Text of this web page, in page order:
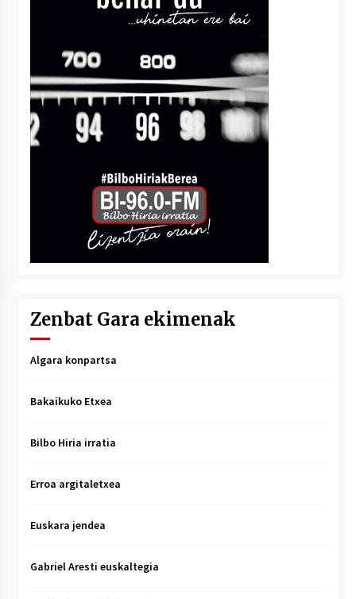
Zenbat Gara ekimenak
Algara konpartsa
Bakaikuko Etxea
Bilbo Hiria irratia
Erroa argitaletxea
Euskara jendea
Gabriel Aresti euskaltegia